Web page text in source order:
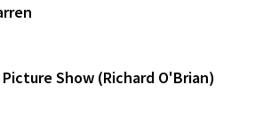
Show (Richard O'Brian)